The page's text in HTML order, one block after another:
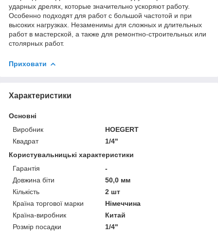
ударных дрелях, которые значительно ускоряют работу.
Особенно подходят для работ с большой частотой и при
высоких нагрузках. Незаменимы для сложных и длительных
работ в мастерской, а также для ремонтно-строительных или
столярных работ.
Приховати
Характеристики
Основні
Виробник
HOEGERT
Квадрат
1/4"
Користувальницькі характеристики
Гарантія
-
Довжина біти
50,0 мм
Кількість
2 шт
Країна торгової марки
Німеччина
Країна-виробник
Китай
Розмір посадки
1/4"